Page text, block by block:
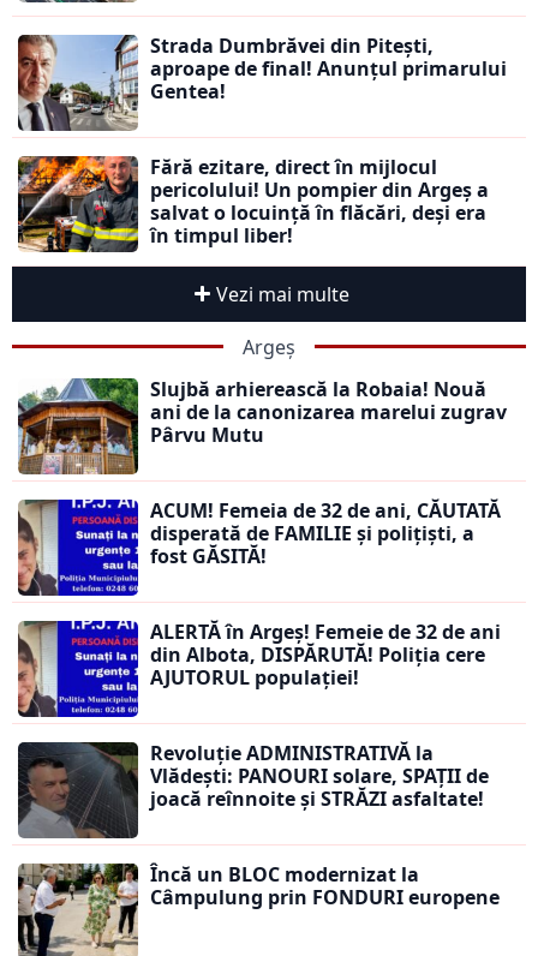
Strada Dumbrăvei din Pitești,
aproape de final! Anunțul primarului
Gentea!
Fără ezitare, direct în mijlocul
pericolului! Un pompier din Argeș a
salvat o locuință în flăcări, deși era
în timpul liber!
Vezi mai multe
Argeș
Slujbă arhierească la Robaia! Nouă
ani de la canonizarea marelui zugrav
Pârvu Mutu
ACUM! Femeia de 32 de ani, CĂUTATĂ
disperată de FAMILIE și polițiști, a
fost GĂSITĂ!
ALERTĂ în Argeș! Femeie de 32 de ani
din Albota, DISPĂRUTĂ! Poliția cere
AJUTORUL populației!
Revoluție ADMINISTRATIVĂ la
Vlădești: PANOURI solare, SPAȚII de
joacă reînnoite și STRĂZI asfaltate!
Încă un BLOC modernizat la
Câmpulung prin FONDURI europene